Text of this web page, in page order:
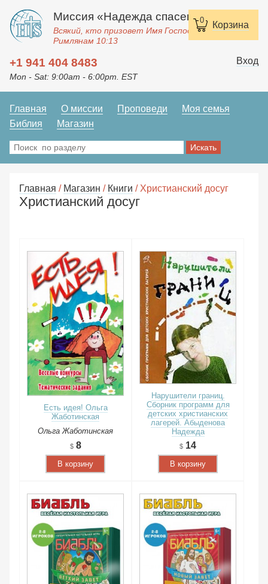
0 Корзина
Миссия «Надежда спасения»
Всякий, кто призовет Имя Господне, спасется.
Римлянам 10:13
+1 941 404 8483
Mon - Sat: 9:00am - 6:00pm. EST
Вход
Главная О миссии Проповеди
Моя семья
Библия
Магазин
Главная / Магазин / Книги / Христианский досуг
Христианский досуг
Есть идея! Ольга
Жаботинская
Ольга Жаботинская
8
В корзину
Нарушители границ.
Сборник программ для
детских христианских
лагерей. Абыденова
Надежда
14
В корзину